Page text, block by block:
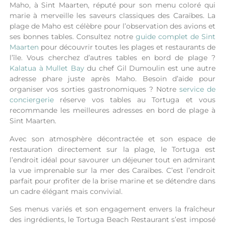
Maho, à Sint Maarten, réputé pour son menu coloré qui
marie à merveille les saveurs classiques des Caraïbes. La
plage de Maho est célèbre pour l’observation des avions et
ses bonnes tables. Consultez notre guide complet de Sint
Maarten pour découvrir toutes les plages et restaurants de
l’île. Vous cherchez d’autres tables en bord de plage ?
Kalatua à Mullet Baydu chef Gil Dumoulin est une autre
adresse phare juste après Maho.
Besoin d’aide pour
organiser vos sorties gastronomiques ? Notreservice de
conciergerieréserve vos tables au Tortuga et vous
recommande les meilleures adresses en bord de plage à
Sint Maarten.
Avec son atmosphère décontractée et son espace de
restauration directement sur la plage, le Tortuga est
l’endroit idéal pour savourer un déjeuner tout en admirant
la vue imprenable sur la mer des Caraïbes. C’est l’endroit
parfait pour profiter de la brise marine et se détendre dans
un cadre élégant mais convivial.
Ses menus variés et son engagement envers la fraîcheur
des ingrédients, le Tortuga Beach Restaurant s’est imposé